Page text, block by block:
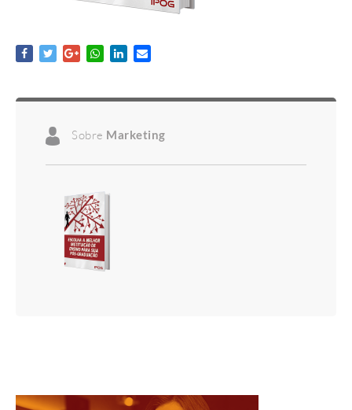
Sobre Marketing